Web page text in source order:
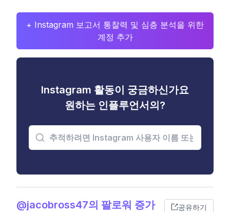
+ Instagram 보고서 통찰력 및 심층 분석을 위한
계정 추가
Instagram 활동이 궁금하신가요
원하는 인플루언서의?
@jacobross47의 팔로워 증가 공유하기